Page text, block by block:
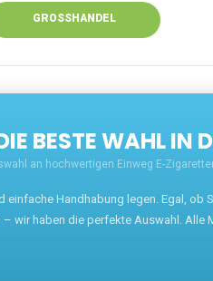
GROSSHANDEL
BESTE WAHL IN
an hochwertigen Einweg E-
Handhabung legen. Egal,
wir haben die perfekte Auswahl.